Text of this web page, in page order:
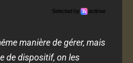
manière de gérer, mais
de dispositif, on les